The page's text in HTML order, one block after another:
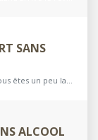
SANS
ALCOOL